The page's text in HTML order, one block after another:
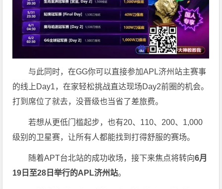
与此同时，在GG你可以直接参加APL济州站主赛事
的线上Day1，在家轻松挑战直达现场Day2前圈的机会。
打到席位了就去，没晋级也当省了差旅费。
若想从更低门槛起步，也有20、110、200、1,000
级别的卫星赛，让所有人都能找到打得舒服的赛场。
随着APT台北站的成功收场，接下来焦点将转向6月
19 日至28 日举行的APL济州站。